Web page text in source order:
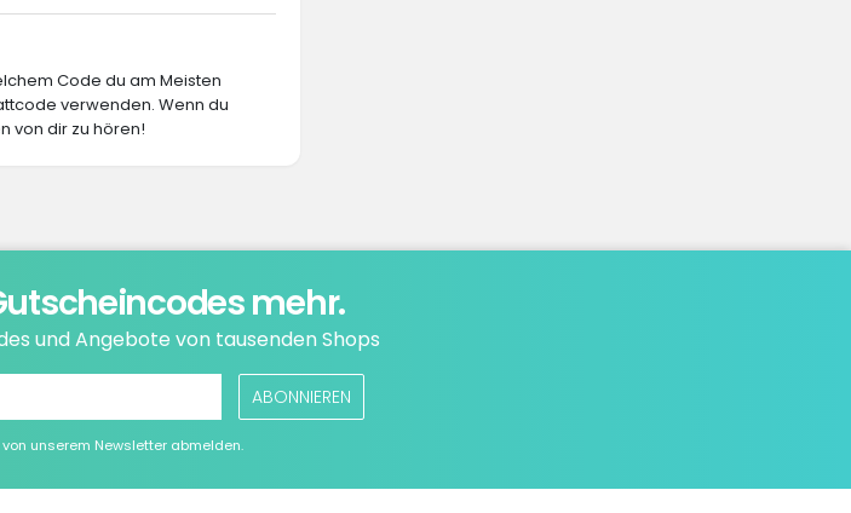
Code du am Meisten
verwenden. Wenn du
von dir zu hören!
mehr.
und Angebote von tausenden Shops
ABONNIEREN
unserem Newsletter abmelden.